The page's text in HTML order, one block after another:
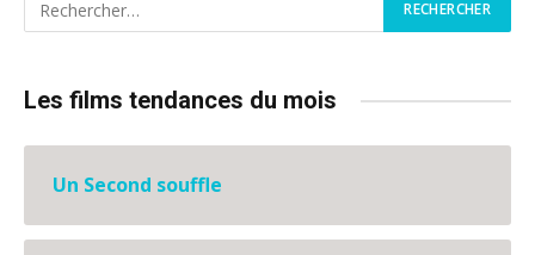
Les films tendances du mois
Un Second souffle